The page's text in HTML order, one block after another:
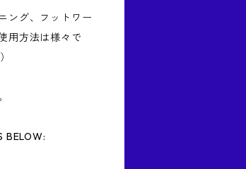
ング、フットワー
用方法は様々で
BELOW: